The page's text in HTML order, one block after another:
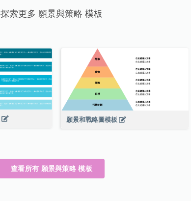
探索更多 願景與策略 模板
願景和戰略圖模板
查看所有 願景與策略 模板